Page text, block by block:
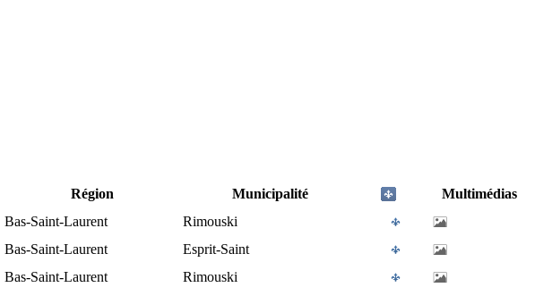
Région Municipalité
Multimédias
Bas-Saint-Laurent
Rimouski
Bas-Saint-Laurent
Esprit-Saint
Bas-Saint-Laurent
Rimouski